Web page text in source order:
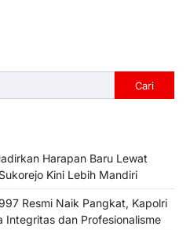
Cari
Harapan Baru Lewat
Kini Lebih Mandiri
Resmi Naik Pangkat, Kapolri
Integritas dan Profesionalisme